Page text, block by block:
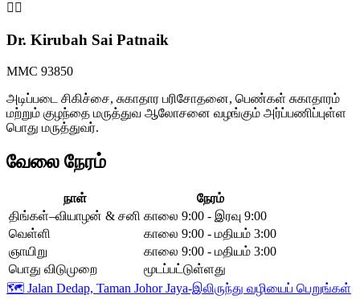
👩‍⚕️
Dr. Kirubah Sai Patnaik
MMC 93850
அடிப்படை சிகிச்சை, சுகாதார பரிசோதனை, பெண்கள் சுகாதாரம்
மற்றும் குழந்தை மருத்துவ ஆலோசனை வழங்கும் அர்ப்பணிப்புள்ள
பொது மருத்துவர்.
வேலை நேரம்
நாள்
நேரம்
திங்கள்–வியாழன் & சனி காலை 9:00 - இரவு 9:00
வெள்ளி
காலை 9:00 - மதியம் 3:00
ஞாயிறு
காலை 9:00 - மதியம் 3:00
பொது விடுமுறை
மூடப்பட்டுள்ளது
🗺️ Jalan Dedap, Taman Johor Jaya-இலிருந்து வழியைப் பெறுங்கள்